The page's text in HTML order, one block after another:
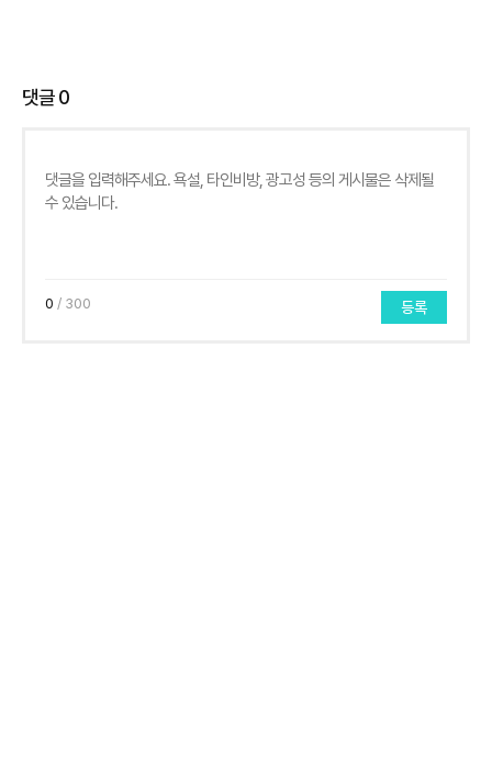
댓글0
0 / 300 등록